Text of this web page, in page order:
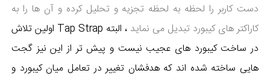
دست کاربر را لحظه به لحظه تجزیه و تحلیل کرده و آن ها را به
کاراکتر های کیبورد تبدیل می نماید
، البته Tap Strap اولین تلاش
در ساخت کیبورد های عجیب نیست و پیش تر از این نیز گجت
هایی ساخته شده اند که هدفشان تغییر در تعامل میان کیبورد و